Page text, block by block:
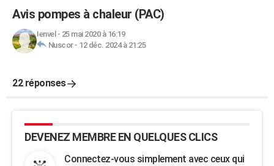
Avis pompes à chaleur (PAC)
Ienvel - 25 mai 2020 à 16:19
Nuscor- 12 déc. 2024 à 21:25
22 réponses
DEVENEZ MEMBRE EN QUELQUES CLICS
Connectez-vous simplement avec ceux qui